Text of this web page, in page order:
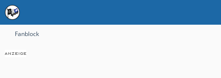
Fanblock